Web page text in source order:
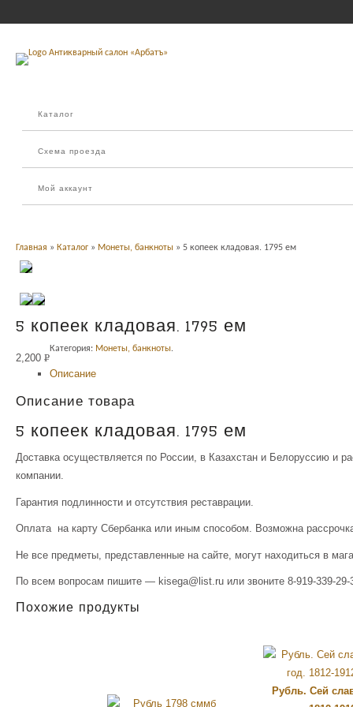
Каталог
Схема проезда
Мой аккаунт
Главная » Каталог » Монеты, банкноты » 5 копеек кладовая. 1795 ем
5 копеек кладовая. 1795 ем
2,200 Р
УБ.
Категория: Монеты, банкноты.
Описание
Описание товара
5 копеек кладовая. 1795 ем
Доставка осуществляется по России, в Казахстан и Белоруссию и
компании.
Гарантия подлинности и отсутствия реставрации.
Оплата на карту Сбербанка или иным способом. Возможна
Не все предметы, представленные на сайте, могут находиться в
По всем вопросам пишите — kisega@list.ru или звоните 8-919-339-29-
Похожие продукты
Рубль. Сей